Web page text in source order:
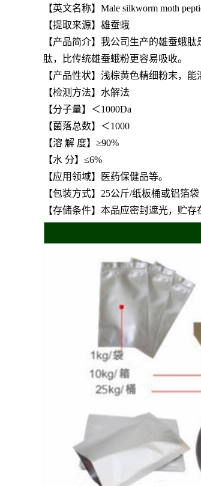
【英文名称】Male silkworm moth
【提取来源】雄蚕蛾
【产品简介】 我公司生产的雄蚕蛾肽
肽，比传统雄蚕蛾粉更容易吸收。
【产品性状】浅棕黄色精细粉末，
【检测方法】水解法
【分子量】＜1000Da
【菌落总数】＜1000
【溶 解 度】≥90%
【水 分】≤6%
【应用领域】医药保健品等。
【包装方式】25公斤/纸板桶或铝箔袋
【存储条件】本品应密封遮光，贮